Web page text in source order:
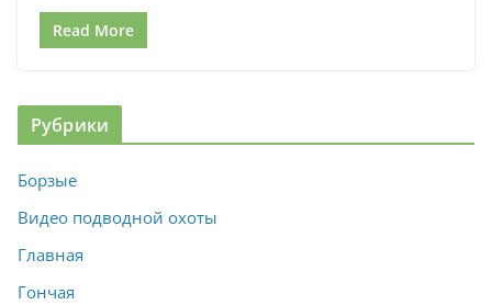
Read More
Рубрики
Борзые
Видео подводной охоты
Главная
Гончая